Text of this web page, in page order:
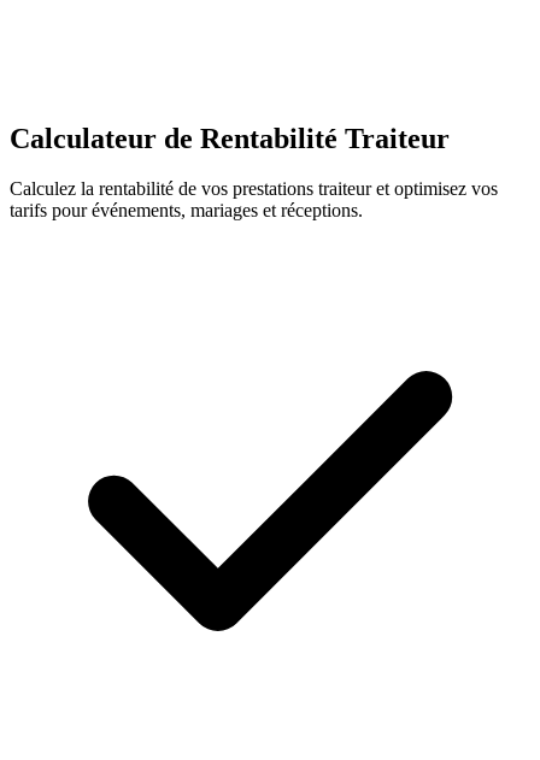
Calculateur de Rentabilité Traiteur
Calculez la rentabilité de vos prestations traiteur et optimisez vos
tarifs pour événements, mariages et réceptions.